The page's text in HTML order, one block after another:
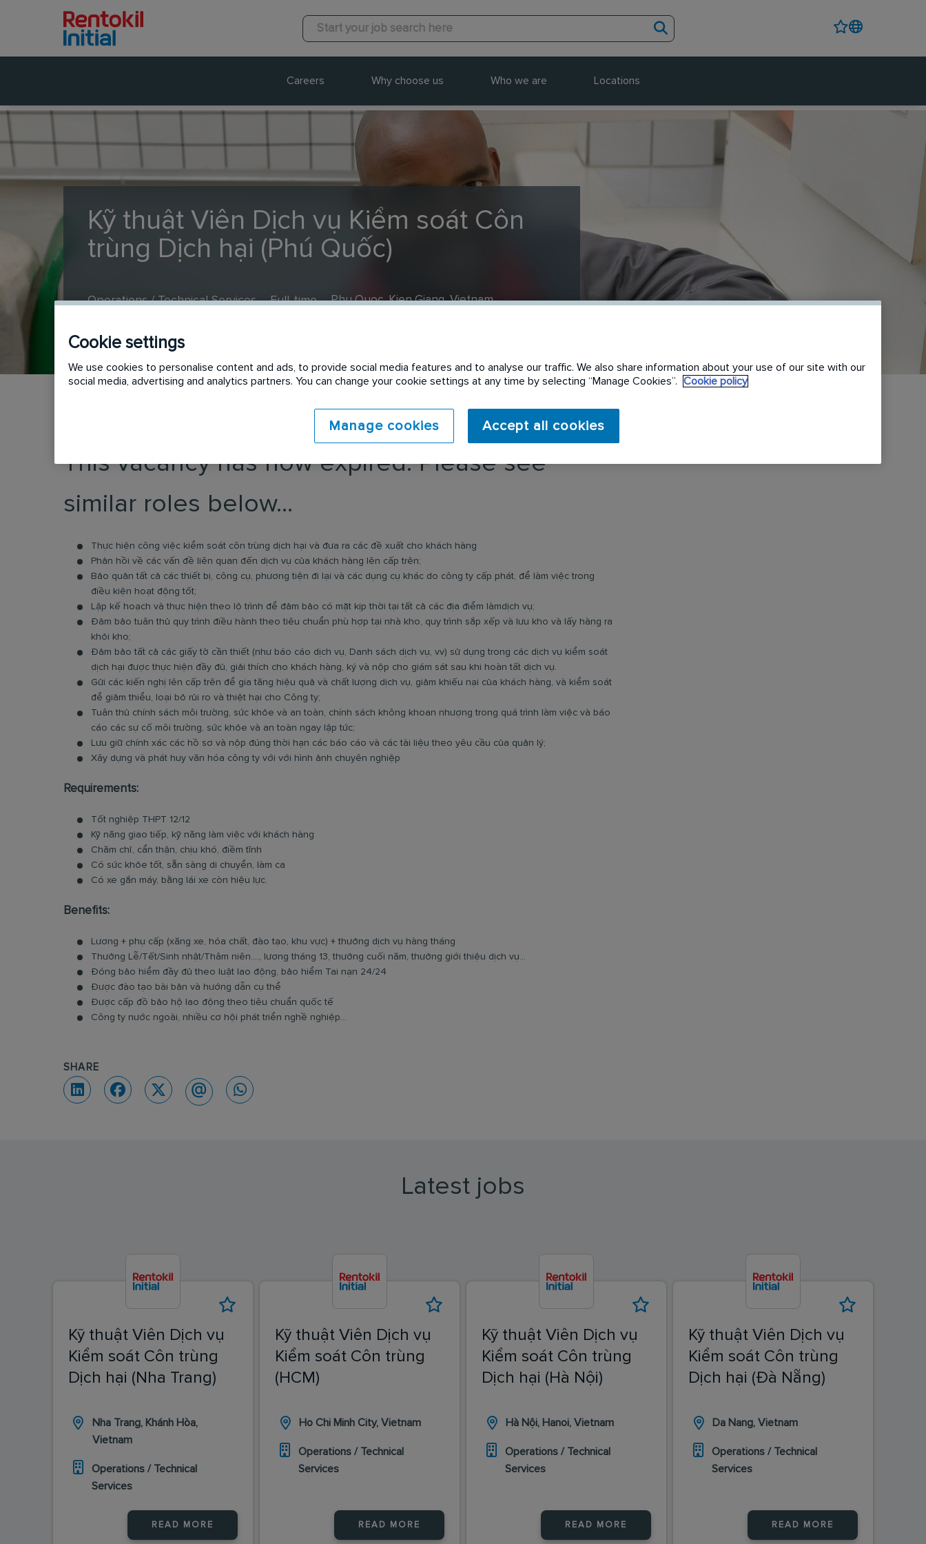
Careers Why choose us Who we are Locations
Kỹ thuật Viên Dịch vụ Kiểm soát Côn
trùng Dịch hại (Phú Quốc)
Operations / Technical Services Full-time Phu Quoc, Kien Giang, Vietnam
This vacancy has now expired. Please see
similar roles below...
Thực hiện công việc kiểm soát côn trùng dịch hại và đưa ra các đề xuất cho khách hàng
Phản hồi về các vấn đề liên quan đến dịch vụ của khách hàng lên cấp trên;
Bảo quản tất cả các thiết bị, công cụ, phương tiện đi lại và các dụng cụ khác do công ty cấp phát, để làm việc trong
điều kiện hoạt động tốt;
Lập kế hoạch và thực hiện theo lộ trình để đảm bảo có mặt kịp thời tại tất cả các địa điểm làmdịch vụ;
Đảm bảo tuân thủ quy trình điều hành theo tiêu chuẩn phù hợp tại nhà kho, quy trình sắp xếp và lưu kho và lấy hàng ra
khỏi kho;
Đảm bảo tất cả các giấy tờ cần thiết (như báo cáo dịch vụ, Danh sách dịch vụ, vv) sử dụng trong các dịch vụ kiểm soát
dịch hại được thực hiện đầy đủ, giải thích cho khách hàng, ký và nộp cho giám sát sau khi hoàn tất dịch vụ.
Gửi các kiến nghị lên cấp trên để gia tăng hiệu quả và chất lượng dịch vụ, giảm khiếu nại của khách hàng, và kiểm soát
để giảm thiểu, loại bỏ rủi ro và thiệt hại cho Công ty;
Tuân thủ chính sách môi trường, sức khỏe và an toàn, chính sách không khoan nhượng trong quá trình làm việc và báo
cáo các sự cố môi trường, sức khỏe và an toàn ngay lập tức;
Lưu giữ chính xác các hồ sơ và nộp đúng thời hạn các báo cáo và các tài liệu theo yêu cầu của quản lý;
Xây dựng và phát huy văn hóa công ty với với hình ảnh chuyên nghiệp
Requirements:
Tốt nghiệp THPT 12/12
Kỹ năng giao tiếp, kỹ năng làm việc với khách hàng
Chăm chỉ, cẩn thận, chịu khó, điềm tĩnh
Có sức khỏe tốt, sẵn sàng di chuyển, làm ca
Có xe gắn máy, bằng lái xe còn hiệu lực.
Benefits:
Lương + phụ cấp (xăng xe, hóa chất, đào tạo, khu vực) + thưởng dịch vụ hàng tháng
Thưởng Lễ/Tết/Sinh nhật/Thâm niên...., lương tháng 13, thưởng cuối năm, thưởng giới thiệu dịch vụ...
Đóng bảo hiểm đầy đủ theo luật lao động, bảo hiểm Tai nạn 24/24
Được đào tạo bài bản và hướng dẫn cụ thể
Được cấp đồ bảo hộ lao động theo tiêu chuẩn quốc tế
Công ty nước ngoài, nhiều cơ hội phát triển nghề nghiệp...
SHARE
Latest jobs
Kỹ thuật Viên Dịch vụ
Kiểm soát Côn trùng
Dịch hại (Nha Trang)
Nha Trang, Khánh Hòa,
Vietnam
Operations / Technical
Services
READ MORE
Kỹ thuật Viên Dịch vụ
Kiểm soát Côn trùng
(HCM)
Ho Chi Minh City, Vietnam
Operations / Technical
Services
READ MORE
Kỹ thuật Viên Dịch vụ
Kiểm soát Côn trùng
Dịch hại (Hà Nội)
Hà Nội, Hanoi, Vietnam
Operations / Technical
Services
READ MORE
Kỹ thuật Viên Dịch vụ
Kiểm soát Côn trùng
Dịch hại (Đà Nẵng)
Da Nang, Vietnam
Operations / Technical
Services
READ MORE
Cookie settings
We use cookies to personalise content and ads, to provide social media features and to analyse our traffic. We also share information about your use of our site with our
social media, advertising and analytics partners. You can change your cookie settings at any time by selecting “Manage Cookies”.
Cookie policy
Manage cookies Accept all cookies